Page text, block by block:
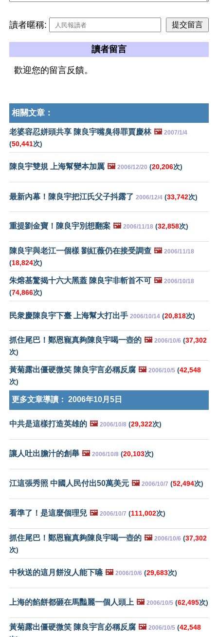
讀者暱稱:
讀者留言
歡迎您的留言反饋。
相關文章：
老婆容忍姘頭共享 陳良宇嘴臭得罪賈慶林 🖼️ 2007/1/4
(50,441次)
陳良宇雙規 上海幫變本加厲 🖼️ 2006/12/20 (20,206次)
最新內幕！陳良宇把江氏父子抖露了 2006/12/4 (33,742次)
重提劉金寶！陳良宇別想翻案 🖼️ 2006/11/18 (32,858次)
陳良宇與老江一個樣 劉紅薇仍在接受調查 🖼️ 2006/11/18
(18,824次)
朱熔基驚揭十六大黑蓋 陳良宇非斬首不可 🖼️ 2006/10/18
(74,866次)
民衆慶陳良宇下臺 上海幫大打出手 2006/10/14 (20,818次)
抓住尾巴！鄭恩寵真夠陳良宇喝一壺的 🖼️ 2006/10/6 (37,302
次)
黃菊露出僵硬微笑 陳良宇言必稱反腐 🖼️ 2006/10/5 (42,548
次)
更多文章導讀： 2006年10月5日
中共是這樣打造英雄的 🖼️ 2006/10/8 (29,322次)
讓人吐出膽汁的創舉 🖼️ 2006/10/8 (20,103次)
江這張秀照 中國人民付出50萬美元 🖼️ 2006/10/7 (52,494次)
看準了！是這麼個理兒 🖼️ 2006/10/7 (111,002次)
抓住尾巴！鄭恩寵真夠陳良宇喝一壺的 🖼️ 2006/10/6 (37,302
次)
中秋送的這月餅沒人能下嚥 🖼️ 2006/10/6 (29,683次)
上海的餡餅都砸在馬豔麗一個人頭上 🖼️ 2006/10/5 (62,495次)
黃菊露出僵硬微笑 陳良宇言必稱反腐 🖼️ 2006/10/5 (42,548